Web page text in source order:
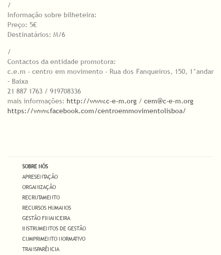
/
Informação sobre bilheteira:
Preço: 5€
Destinatários: M/6
/
Contactos da entidade promotora:
c.e.m - centro em movimento - Rua dos Fanqueiros, 150, 1°andar
– Baixa
21 887 1763 / 919708336
mais informações: http://www.c-e-m.org / cem@c-e-m.org
https://www.facebook.com/centroemmovimentolisboa/
SOBRE NÓS
APRESENTAÇÃO
ORGANIZAÇÃO
RECRUTAMENTO
RECURSOS HUMANOS
GESTÃO FINANCEIRA
INSTRUMENTOS DE GESTÃO
CUMPRIMENTO NORMATIVO
TRANSPARÊNCIA